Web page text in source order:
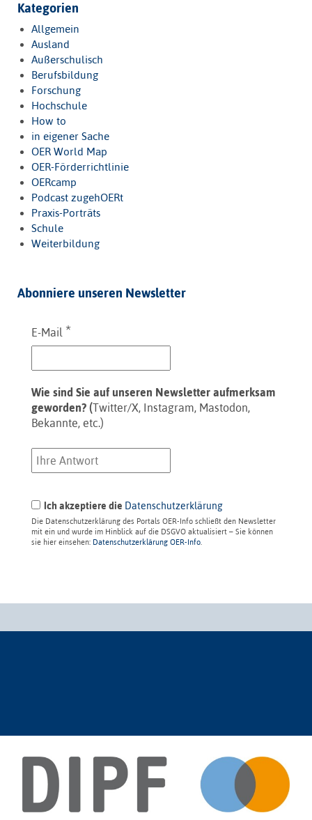
Kategorien
Allgemein
Ausland
Außerschulisch
Berufsbildung
Forschung
Hochschule
How to
in eigener Sache
OER World Map
OER-Förderrichtlinie
OERcamp
Podcast zugehOERt
Praxis-Porträts
Schule
Weiterbildung
Abonniere unseren Newsletter
E-Mail *
Wie sind Sie auf unseren Newsletter aufmerksam
geworden? (Twitter/X, Instagram, Mastodon,
Bekannte, etc.)
Ich akzeptiere die Datenschutzerklärung
Die Datenschutzerklärung des Portals OER-Info schließt den Newsletter
mit ein und wurde im Hinblick auf die DSGVO aktualisiert – Sie können
sie hier einsehen: Datenschutzerklärung OER-Info